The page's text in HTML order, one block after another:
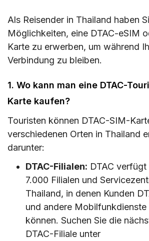
Als Reisender in Thailand haben
Möglichkeiten, eine DTAC-eSIM
Karte zu erwerben, um während
Verbindung zu bleiben.
1. Wo kann man eine DTAC-
Karte kaufen?
Touristen können DTAC-SIM-
verschiedenen Orten in Thailand
darunter:
DTAC-Filialen: DTAC
7.000 Filialen und
Thailand, in denen Kunden
und andere Mobilfunkdienste
können. Suchen Sie die
DTAC-Filiale unter